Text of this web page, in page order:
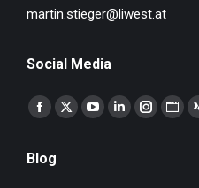
martin.stieger@liwest.at
Social Media
Finden Sie uns auf:
Facebook
opens
X
YouTubeLinkedin
Blog